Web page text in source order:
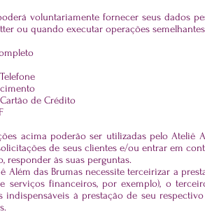
voluntariamente fornecer seus dados
ou quando executar operações
de Crédito
acima poderão ser utilizadas pelo Ateliê
de seus clientes e/ou entrar em
responder às suas perguntas.
Além das Brumas necessite terceirizar a
serviços financeiros, por exemplo), o
indispensáveis à prestação de seu